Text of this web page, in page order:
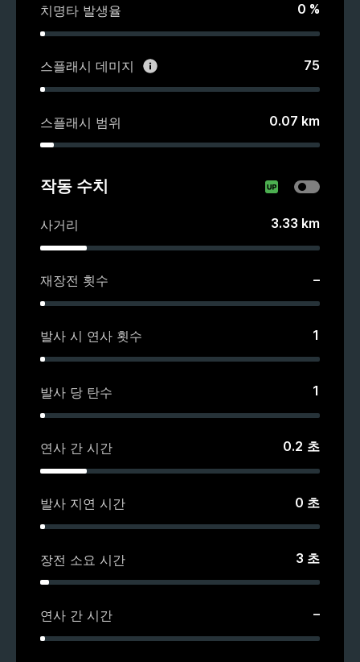
치명타 발생율 0 %
스플래시 데미지 75
스플래시 범위 0.07 km
작동 수치
사거리 3.33 km
재장전 횟수 –
발사 시 연사 횟수 1
발사 당 탄수 1
연사 간 시간 0.2 초
발사 지연 시간 0 초
장전 소요 시간 3 초
연사 간 시간 –